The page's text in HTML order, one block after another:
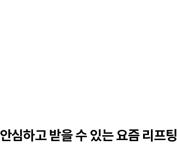
안심하고 받을 수 있는 요즘 리프팅